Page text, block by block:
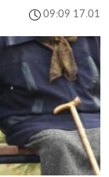
09:09 17.01